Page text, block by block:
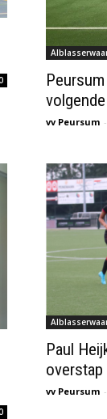
vv Peursum -
Paul
vv Peursum -